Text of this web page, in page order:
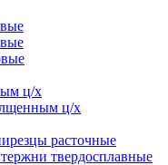
ц/х
ц/х
расточные
твердосплавные